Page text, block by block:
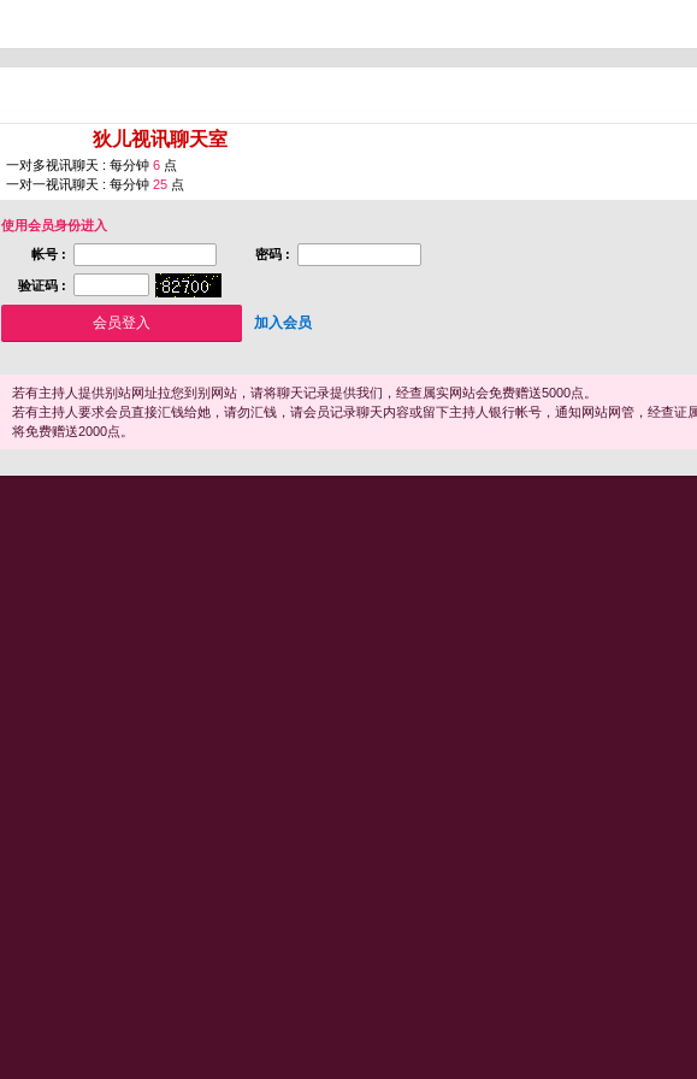
狄儿视讯聊天室
一对多视讯聊天 : 每分钟 6 点
一对一视讯聊天 : 每分钟 25 点
使用会员身份进入
帐号 :
密码 :
验证码 :
加入会员
若有主持人提供别站网址拉您到别网站，请将聊天记录提供我们，经查属实网站会免费赠送5000点。
若有主持人要求会员直接汇钱给她，请勿汇钱，请会员记录聊天内容或留下主持人银行帐号，通知网站网管，经查证
将免费赠送2000点。